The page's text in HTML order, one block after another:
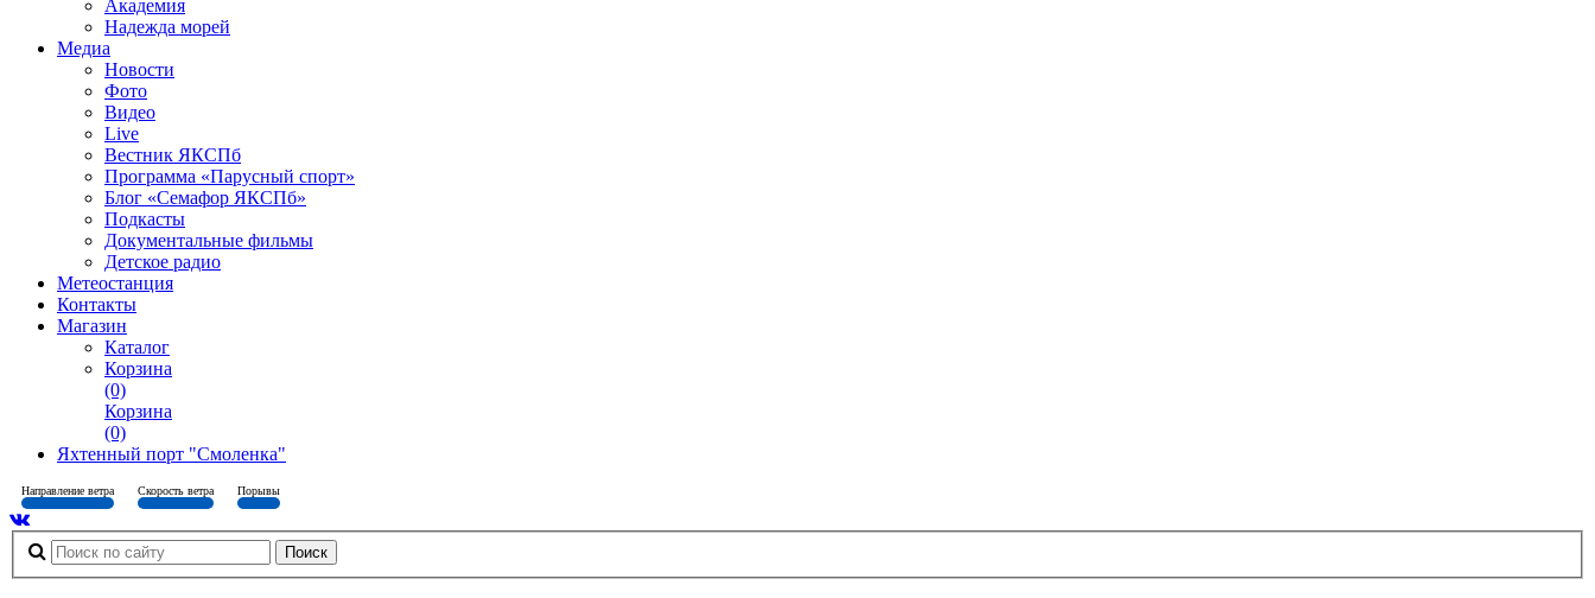
Академия
Надежда морей
Медиа
Новости
Фото
Видео
Live
Вестник ЯКСПб
Программа «Парусный спорт»
Блог «Семафор ЯКСПб»
Подкасты
Документальные фильмы
Детское радио
Метеостанция
Контакты
Магазин
Каталог
Корзина
(0)
Корзина
(0)
Яхтенный порт "Смоленка"
Направление ветра Скорость ветра Порывы